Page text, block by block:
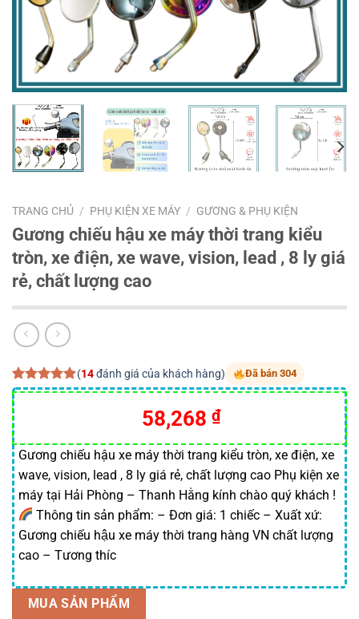
TRANG CHỦ / PHỤ KIỆN XE MÁY / GƯƠNG & PHỤ KIỆN
Gương chiếu hậu xe máy thời trang kiểu
tròn, xe điện, xe wave, vision, lead , 8 ly giá
rẻ, chất lượng cao
5.00trên 5
dựa trên
14
đánh giá
(14đánh giá của khách hàng) Đã bán 304
58,268 ₫
Gương chiếu hậu xe máy thời trang kiểu tròn, xe điện, xe
wave, vision, lead , 8 ly giá rẻ, chất lượng cao Phụ kiện xe
máy tại Hải Phòng – Thanh Hằng kính chào quý khách !
Thông tin sản phẩm: – Đơn giá: 1 chiếc – Xuất xứ:
Gương chiếu hậu xe máy thời trang hàng VN chất lượng
cao – Tương thíc
MUA SẢN PHẨM